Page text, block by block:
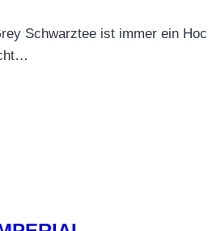
Schwarztee ist immer ein